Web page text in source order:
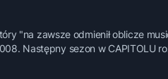
"na zawsze odmienił oblicze
Następny sezon w CAPITOLU